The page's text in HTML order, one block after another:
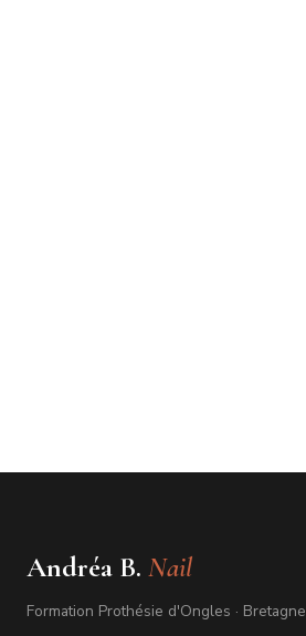
Andréa B. Nail
Formation Prothésie d'Ongles · Bretagne